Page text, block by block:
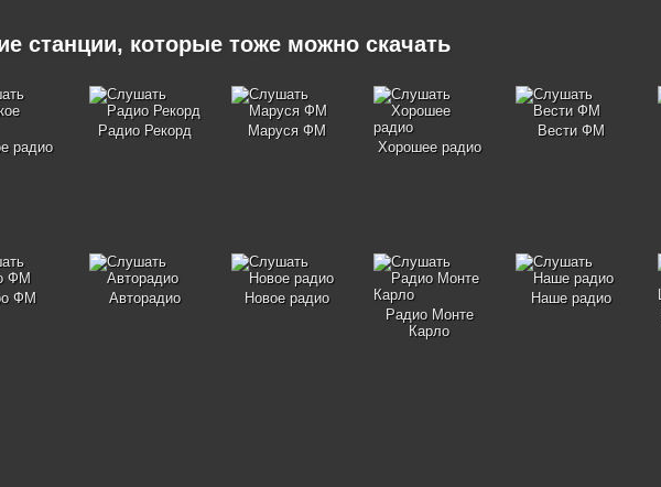
станции, которые тоже можно скачать
радио
Радио Рекорд
Маруся ФМ
Хорошее радио
Вести ФМ
ФМ Авторадио
Новое радио
Радио Монте
Карло
Наше радио